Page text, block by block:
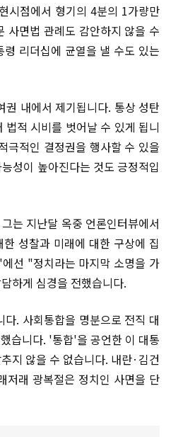
시점에서 형기의 4분의 1가량만
사면법 관례도 감안하지 않을 수
리더십에 균열을 낼 수도 있는
권 내에서 제기됩니다. 통상 성탄
적 시비를 벗어날 수 있게 됩니
극적인 결정권을 행사할 수 있을
성이 높아진다는 것도 긍정적입
는 지난달 옥중 언론인터뷰에서
성찰과 미래에 대한 구상에 집
선 "정치라는 마지막 소명을 가
하게 심경을 전했습니다.
. 사회통합을 명분으로 전직 대
습니다. '통합'을 공언한 이 대통
지 않을 수 없습니다. 내란·김건
저래 광복절은 정치인 사면을 단